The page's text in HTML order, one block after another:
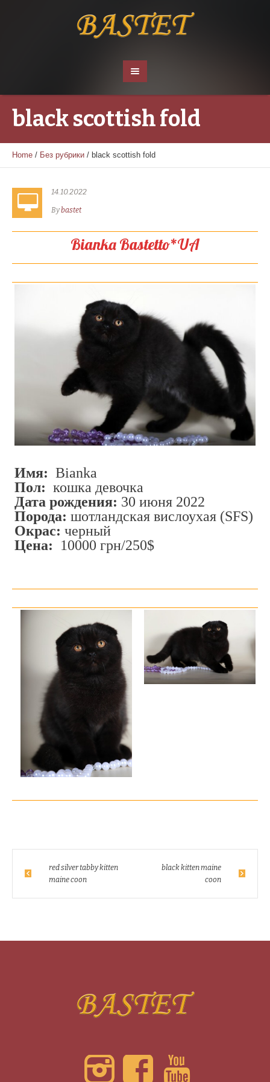
black scottish fold
Home / Без рубрики / black scottish fold
14.10.2022
Bybastet
Bianka Bastetto*UA
Имя: Bianka
Пол: кошка девочка
Дата рождения: 30 июня 2022
Порода: шотландская вислоухая (SFS)
Окрас: черный
Цена: 10000 грн/250$
red silver tabby kitten
maine coon
black kitten maine
coon